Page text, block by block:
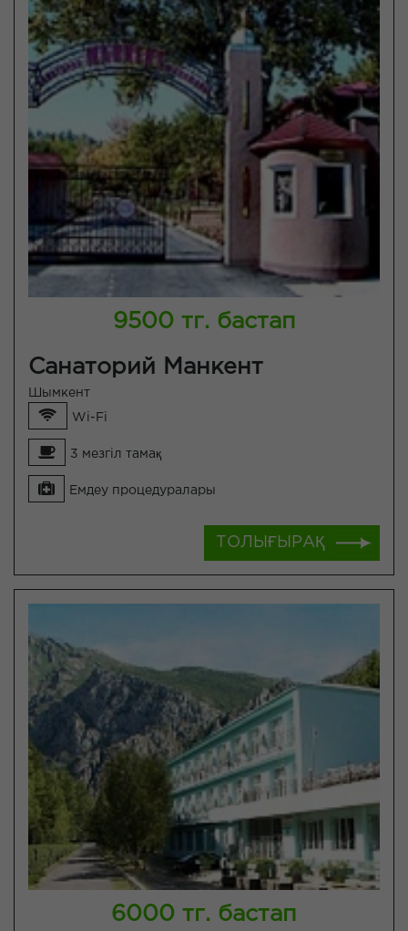
9500 тг. бастап
Санаторий Манкент
Шымкент
Wi-Fi
3 мезгіл тамақ
Емдеу процедуралары
ТОЛЫҒЫРАҚ
6000 тг. бастап